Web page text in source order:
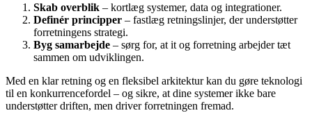
Skab overblik – kortlæg systemer, data og integrationer.
Definér principper – fastlæg retningslinjer, der understøtter
forretningens strategi.
Byg samarbejde – sørg for, at it og forretning arbejder tæt
sammen om udviklingen.
Med en klar retning og en fleksibel arkitektur kan du gøre teknologi
til en konkurrencefordel – og sikre, at dine systemer ikke bare
understøtter driften, men driver forretningen fremad.